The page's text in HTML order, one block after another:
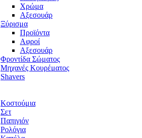
Χρώμα
Αξεσουάρ
Ξύρισμα
Προϊόντα
Αφροί
Αξεσουάρ
Φροντίδα Σώματος
Μηχανές Κουρέματος
Shavers
Κοστούμια
Σετ
Παπιγιόν
Ρολόγια